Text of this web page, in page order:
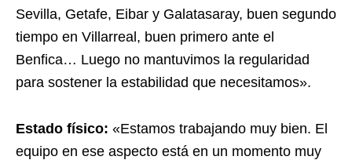
Sevilla, Getafe, Eibar y Galatasaray, buen segundo
tiempo en Villarreal, buen primero ante el
Benfica… Luego no mantuvimos la regularidad
para sostener la estabilidad que necesitamos».
Estado físico: «Estamos trabajando muy bien. El
equipo en ese aspecto está en un momento muy